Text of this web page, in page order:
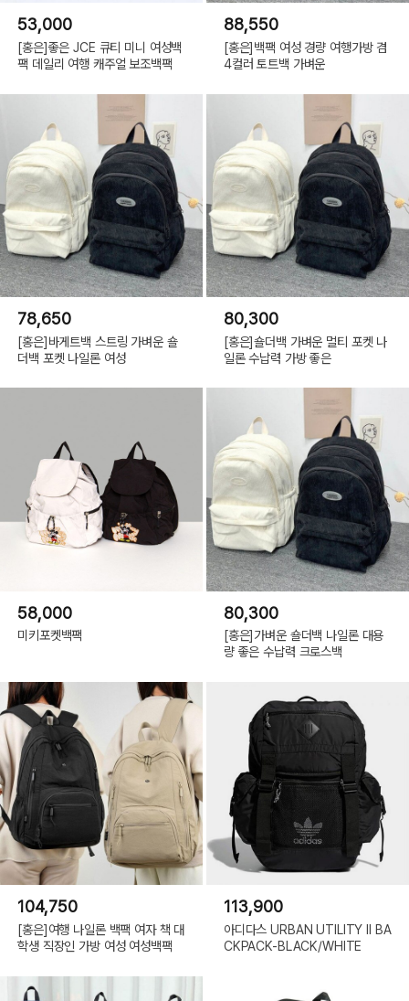
53,000
[홍은]좋은 JCE 큐티 미니 여성백
팩 데일리 여행 캐주얼 보조백팩
88,550
[홍은]백팩 여성 경량 여행가방 겸
4컬러 토트백 가벼운
78,650
[홍은]바게트백 스트링 가벼운 숄
더백 포켓 나일론 여성
80,300
[홍은]숄더백 가벼운 멀티 포켓 나
일론 수납력 가방 좋은
58,000
미키포켓백팩
80,300
[홍은]가벼운 숄더백 나일론 대용
량 좋은 수납력 크로스백
104,750
[홍은]여행 나일론 백팩 여자 책 대
학생 직장인 가방 여성 여성백팩
113,900
아디다스 URBAN UTILITY II BA
CKPACK-BLACK/WHITE